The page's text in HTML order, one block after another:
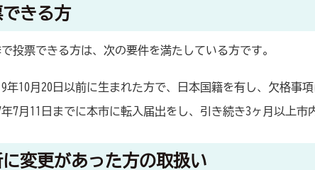
きる方
投票できる方は、次の要件を満たしている方です。
年10月20日以前に生まれた方で、日本国籍を有し、欠格事
7月11日までに本市に転入届出をし、引き続き3ヶ月以上市
変更があった方の取扱い